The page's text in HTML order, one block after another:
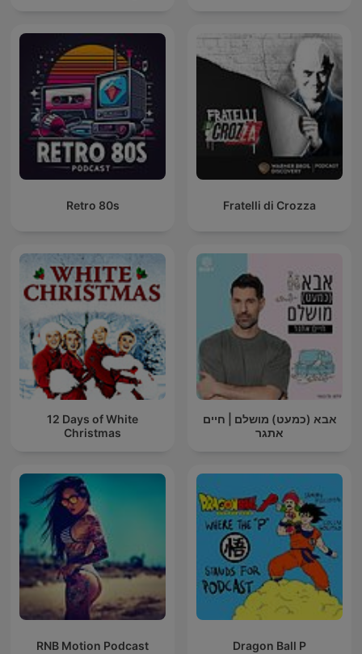
Retro 80s Fratelli di Crozza
12 Days of White
Christmas
אבא (כמעט) מושלם | חיים
אתגר
RNB Motion Podcast Dragon Ball P